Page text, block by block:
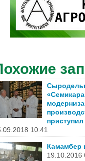
10:41
Камамбер
19.10.2016